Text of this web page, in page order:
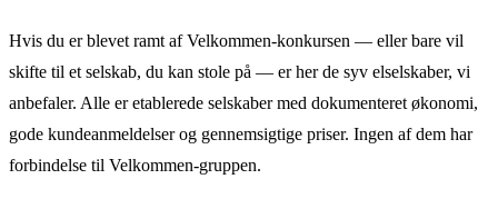
Hvis du er blevet ramt af Velkommen-konkursen — eller bare vil
skifte til et selskab, du kan stole på — er her de syv elselskaber, vi
anbefaler. Alle er etablerede selskaber med dokumenteret økonomi,
gode kundeanmeldelser og gennemsigtige priser. Ingen af dem har
forbindelse til Velkommen-gruppen.